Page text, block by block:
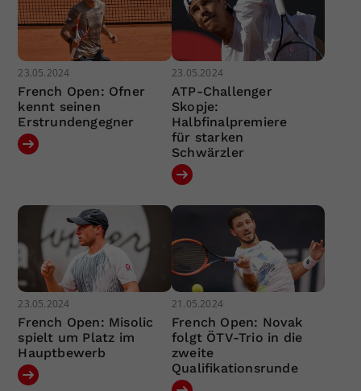
23.05.2024
French Open: Ofner
kennt seinen
Erstrundengegner
23.05.2024
ATP-Challenger
Skopje:
Halbfinalpremiere
für starken
Schwärzler
23.05.2024
French Open: Misolic
spielt um Platz im
Hauptbewerb
21.05.2024
French Open: Novak
folgt ÖTV-Trio in die
zweite
Qualifikationsrunde